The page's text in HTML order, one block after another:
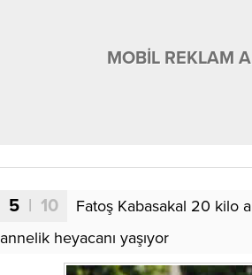
MOBİL REKLAM
5 | 10
Fatoş Kabasakal 20 kilo
annelik heyacanı yaşıyor